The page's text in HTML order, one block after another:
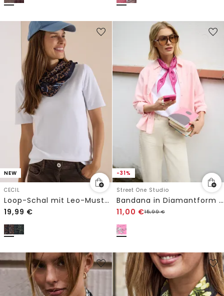
NEW
CECIL
Loop-Schal mit Leo-Muster
19,99 €
-31%
Street One Studio
Bandana in Diamantform mit Print
11,00 €15,99€